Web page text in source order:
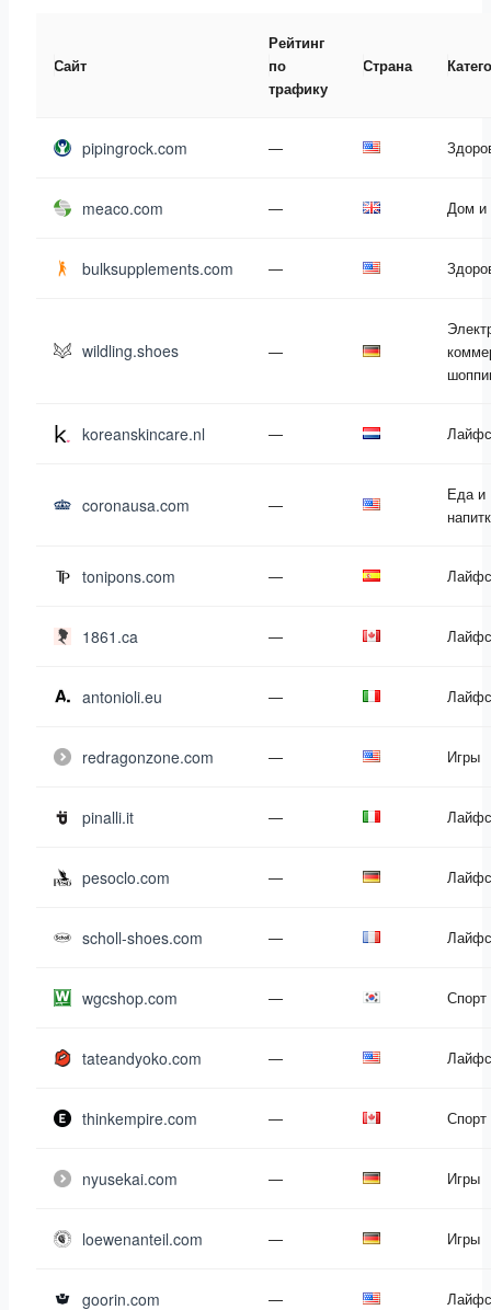
Сайт
Рейтинг
по
трафику
Страна
pipingrock.com —
meaco.com — Дом и
bulksupplements.com —
wildling.shoes —
koreanskincare.nl —
coronausa.com —
Еда и
tonipons.com —
1861.ca —
antonioli.eu —
redragonzone.com — Игры
pinalli.it —
pesoclo.com —
scholl-shoes.com —
wgcshop.com — Спорт
tateandyoko.com —
thinkempire.com — Спорт
nyusekai.com — Игры
loewenanteil.com — Игры
goorin.com —